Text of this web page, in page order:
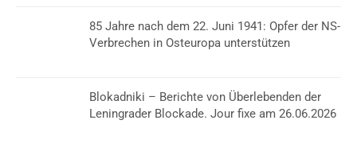
85 Jahre nach dem 22. Juni 1941: Opfer der NS-
Verbrechen in Osteuropa unterstützen
Blokadniki – Berichte von Überlebenden der
Leningrader Blockade. Jour fixe am 26.06.2026